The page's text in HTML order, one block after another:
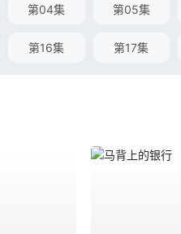
第04集 第05集
第16集 第17集